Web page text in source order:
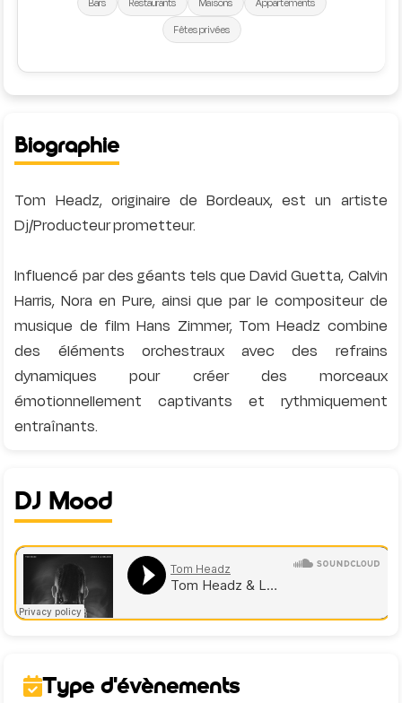
Fêtes privées
Biographie
Tom Headz, originaire de Bordeaux, est un artiste
Dj/Producteur prometteur.
Influencé par des géants tels que David Guetta, Calvin
Harris, Nora en Pure, ainsi que par le compositeur de
musique de film Hans Zimmer, Tom Headz combine
des éléments orchestraux avec des refrains
dynamiques pour créer des morceaux
émotionnellement captivants et rythmiquement
DJ Mood
Type d'évènements